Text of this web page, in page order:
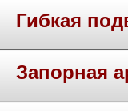
Гибкая
Запорная